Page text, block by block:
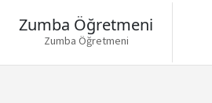
Zumba Öğretmeni
Zumba Öğretmeni